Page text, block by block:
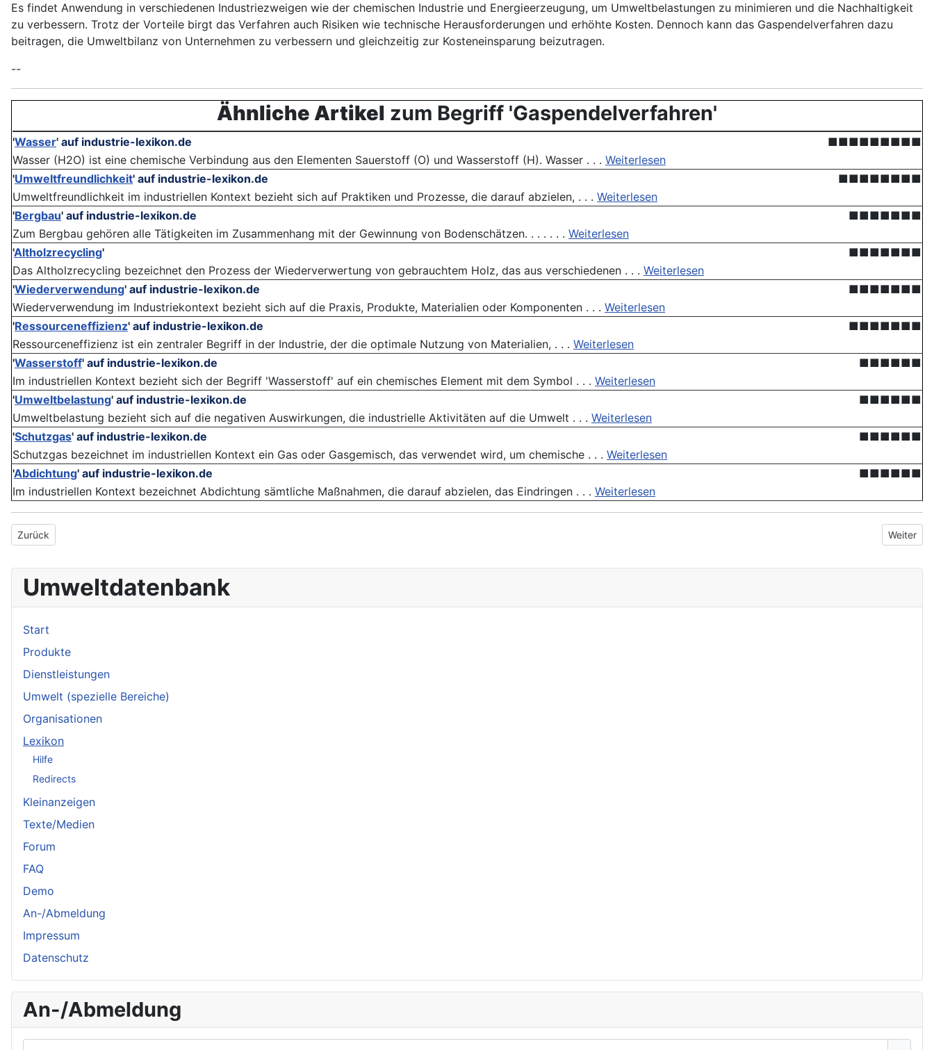
Es findet Anwendung in verschiedenen Industriezweigen wie der chemischen Industrie und Energieerzeugung, um Umweltbelastungen zu minimieren und die Nachhaltigkeit
zu verbessern. Trotz der Vorteile birgt das Verfahren auch Risiken wie technische Herausforderungen und erhöhte Kosten. Dennoch kann das Gaspendelverfahren dazu
beitragen, die Umweltbilanz von Unternehmen zu verbessern und gleichzeitig zur Kosteneinsparung beizutragen.
--
Ähnliche Artikel zum Begriff 'Gaspendelverfahren'
'Wasser' auf industrie-lexikon.de
■■■■■■■■■
Wasser (H2O) ist eine chemische Verbindung aus den Elementen Sauerstoff (O) und Wasserstoff (H). Wasser . . . Weiterlesen
'Umweltfreundlichkeit' auf industrie-lexikon.de
■■■■■■■■
Umweltfreundlichkeit im industriellen Kontext bezieht sich auf Praktiken und Prozesse, die darauf abzielen, . . . Weiterlesen
'Bergbau' auf industrie-lexikon.de
■■■■■■■
Zum Bergbau gehören alle Tätigkeiten im Zusammenhang mit der Gewinnung von Bodenschätzen. . . . . . . Weiterlesen
'Altholzrecycling'
■■■■■■■
Das Altholzrecycling bezeichnet den Prozess der Wiederverwertung von gebrauchtem Holz, das aus verschiedenen . . . Weiterlesen
'Wiederverwendung' auf industrie-lexikon.de
■■■■■■■
Wiederverwendung im Industriekontext bezieht sich auf die Praxis, Produkte, Materialien oder Komponenten . . . Weiterlesen
'Ressourceneffizienz' auf industrie-lexikon.de
■■■■■■■
Ressourceneffizienz ist ein zentraler Begriff in der Industrie, der die optimale Nutzung von Materialien, . . . Weiterlesen
'Wasserstoff' auf industrie-lexikon.de
■■■■■■
Im industriellen Kontext bezieht sich der Begriff 'Wasserstoff' auf ein chemisches Element mit dem Symbol . . . Weiterlesen
'Umweltbelastung' auf industrie-lexikon.de
■■■■■■
Umweltbelastung bezieht sich auf die negativen Auswirkungen, die industrielle Aktivitäten auf die Umwelt . . . Weiterlesen
'Schutzgas' auf industrie-lexikon.de
■■■■■■
Schutzgas bezeichnet im industriellen Kontext ein Gas oder Gasgemisch, das verwendet wird, um chemische . . . Weiterlesen
'Abdichtung' auf industrie-lexikon.de
■■■■■■
Im industriellen Kontext bezeichnet Abdichtung sämtliche Maßnahmen, die darauf abzielen, das Eindringen . . . Weiterlesen
Vorheriger Beitrag: Gasöl
Zurück Nächster
Weiter
Umweltdatenbank
Start
Produkte
Dienstleistungen
Umwelt (spezielle Bereiche)
Organisationen
Lexikon
Hilfe
Redirects
Kleinanzeigen
Texte/Medien
Forum
FAQ
Demo
An-/Abmeldung
Impressum
Datenschutz
An-/Abmeldung